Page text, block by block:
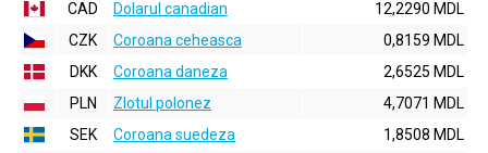
CAD
Dolarul canadian
12,2290 MDL
CZK
Coroana ceheasca
0,8159 MDL
DKK
Coroana daneza
2,6525 MDL
PLN
Zlotul polonez
4,7071 MDL
SEK
Coroana suedeza
1,8508 MDL